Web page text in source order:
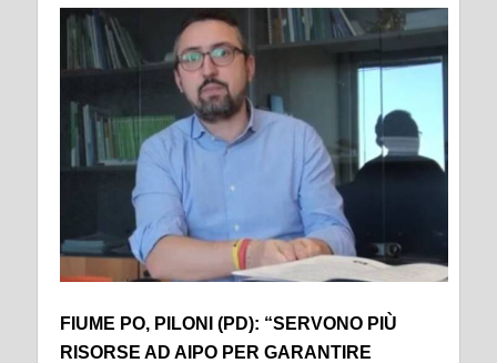
FIUME PO, PILONI (PD): “SERVONO PIÙ
RISORSE AD AIPO PER GARANTIRE